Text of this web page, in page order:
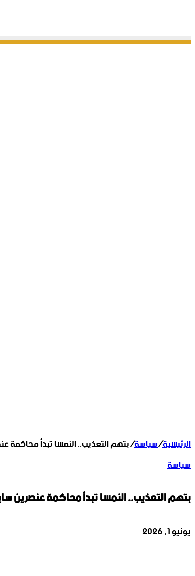
الرئيسية/سياسة/بتهم التعذيب.. النمسا تبدأ محاكمة
سياسة
بتهم التعذيب.. النمسا تبدأ محاكمة عنصرين
يونيو 1, 2026